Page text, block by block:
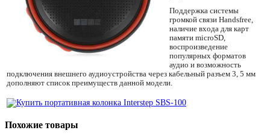
Поддержка системы
громкой связи Handsfree,
наличие входа для карт
памяти microSD,
воспроизведение
популярных форматов
аудио и возможность
подключения внешнего аудиоустройства через кабельный разъем 3, 5 мм
дополняют список преимуществ данной модели.
Похожие товары